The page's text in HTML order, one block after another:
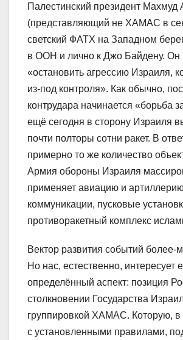
Палестинский президент Махмуд
(представляющий не ХАМАС в
светский ФАТХ на Западном
в ООН и лично к Джо Байдену. Он
«остановить агрессию Израиля,
из-под контроля». Как обычно,
контрудара начинается «борьба
ещё сегодня в сторону Израиля
почти полторы сотни ракет. В
примерно то же количество
Армия обороны Израиля
применяет авиацию и
коммуникации, пусковые
противоракетный комплекс
Вектор развития событий более-
Но нас, естественно, интересует
определённый аспект: позиция
столкновении Государства
группировкой ХАМАС. Которую, в
с установленными правилами,